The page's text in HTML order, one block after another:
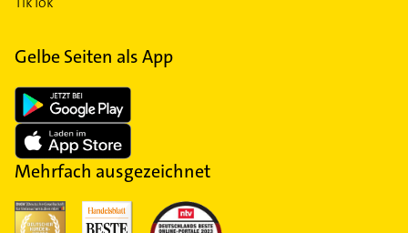
Gelbe Seiten als App
Mehrfach ausgezeichnet